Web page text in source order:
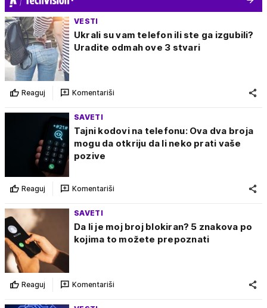
VESTI
Ukrali su vam telefon ili ste ga izgubili?
Uradite odmah ove 3 stvari
Reaguj Komentariši
SAVETI
Tajni kodovi na telefonu: Ova dva broja
mogu da otkriju da li neko prati vaše
pozive
Reaguj Komentariši
SAVETI
Da li je moj broj blokiran? 5 znakova po
kojima to možete prepoznati
Reaguj Komentariši